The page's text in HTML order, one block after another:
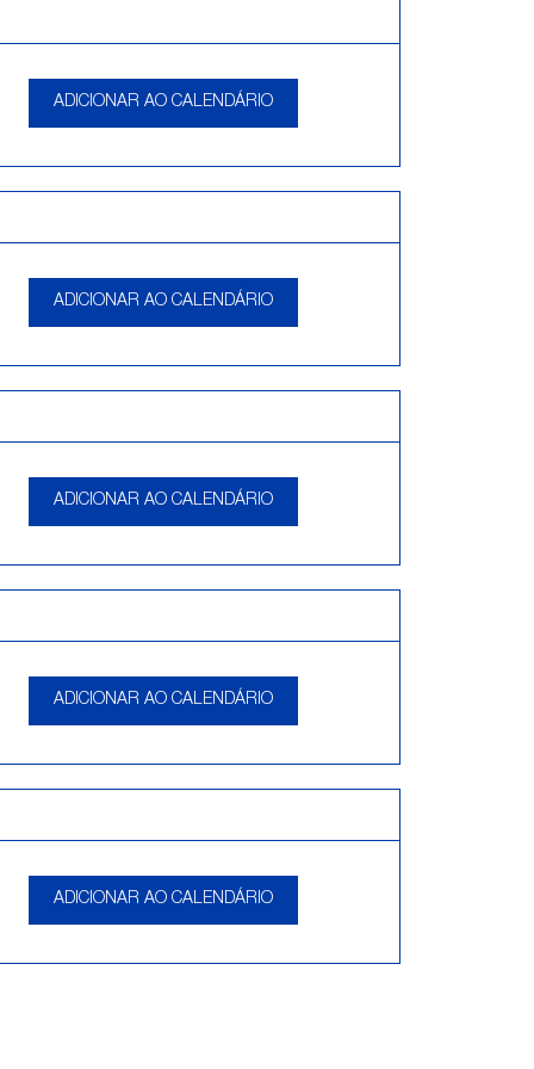
ADICIONAR AO CALENDÁRIO
ADICIONAR AO CALENDÁRIO
ADICIONAR AO CALENDÁRIO
ADICIONAR AO CALENDÁRIO
ADICIONAR AO CALENDÁRIO